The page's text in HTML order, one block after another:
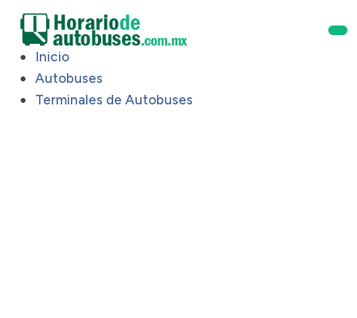
Inicio
Autobuses
Terminales de Autobuses